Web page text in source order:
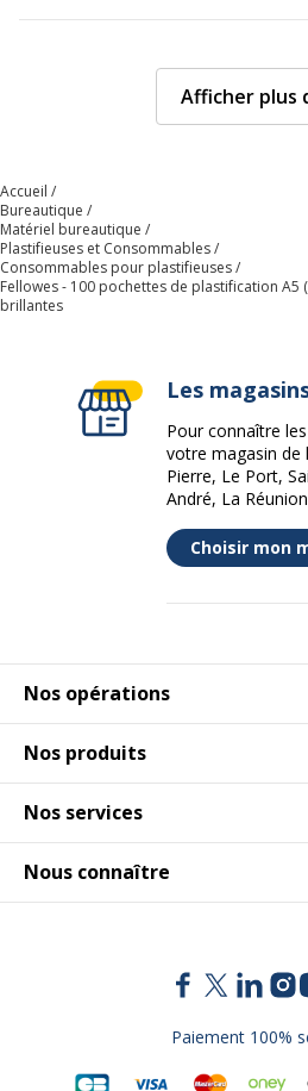
Afficher plus
Accueil
Bureautique
Matériel bureautique
Plastifieuses et Consommables
Consommables pour plastifieuses
Fellowes - 100 pochettes de plastification A5
brillantes
Nos opérations
Nos produits
Nos services
Nous connaître
Les
Pour connaître
votre magasin de
Pierre, Le Port,
André, La
Choisir mon
Paiement 100%